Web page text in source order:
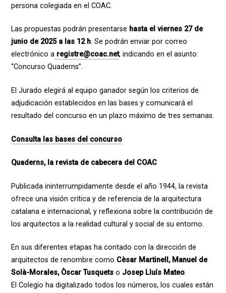
persona colegiada en el COAC.
Las propuestas podrán presentarse hasta el viernes 27 de
junio de 2025 a las 12 h. Se podrán enviar por correo
electrónico a registre@coac.net, indicando en el asunto:
“Concurso Quaderns”.
El Jurado elegirá al equipo ganador según los criterios de
adjudicación establecidos en las bases y comunicará el
resultado del concurso en un plazo máximo de tres semanas.
Consulta las bases del concurso
Quaderns, la revista de cabecera del COAC
Publicada ininterrumpidamente desde el año 1944, la revista
ofrece una visión crítica y de referencia de la arquitectura
catalana e internacional, y reflexiona sobre la contribución de
los arquitectos a la realidad cultural y social de su entorno.
En sus diferentes etapas ha contado con la dirección de
arquitectos de renombre como Cèsar Martinell, Manuel de
Solà-Morales, Òscar Tusquetso Josep Lluís Mateo.
El Colegio ha digitalizado todos los números, los cuales están